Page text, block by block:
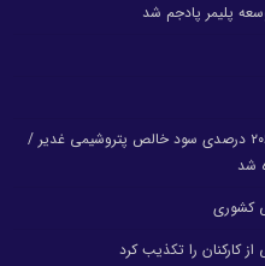
پلیمر پادجم شد
رشد ۲۴ درصدی درآمد عملیاتی و رشد ۲۰۶ درصدی سود خالص پتروشیمی غدیر /
کشوری
کارکنان را تکذیب کرد